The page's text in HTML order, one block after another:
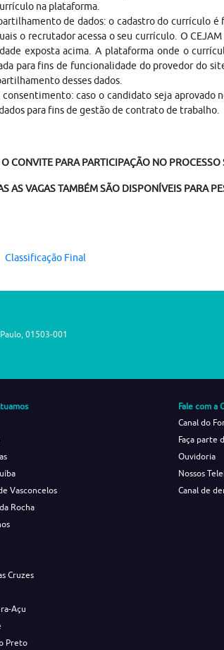
na plataforma.
de dados: o cadastro do currículo
o recrutador acessa o seu currículo. O
exposta acima. A plataforma onde o
para fins de funcionalidade do provedor do
desses dados.
consentimento: caso o candidato seja aprovado
para fins de gestão de contrato de trabalho.
CONVITE PARA PARTICIPAÇÃO NO
AS VAGAS TAMBÉM SÃO DISPONÍVEIS PARA
Classificação Final
01503-001
Vasconcelos
Rocha
Cruzes
Açu
Preto
Fale com a
Canal do
Faça parte
Ouvidoria
Nossos
Canal de